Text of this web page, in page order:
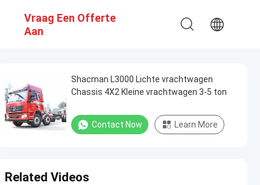
Vraag Een Offerte
Aan
Shacman L3000 Lichte vrachtwagen
Chassis 4X2 Kleine vrachtwagen 3-5 ton
Contact Now Learn More
Related Videos